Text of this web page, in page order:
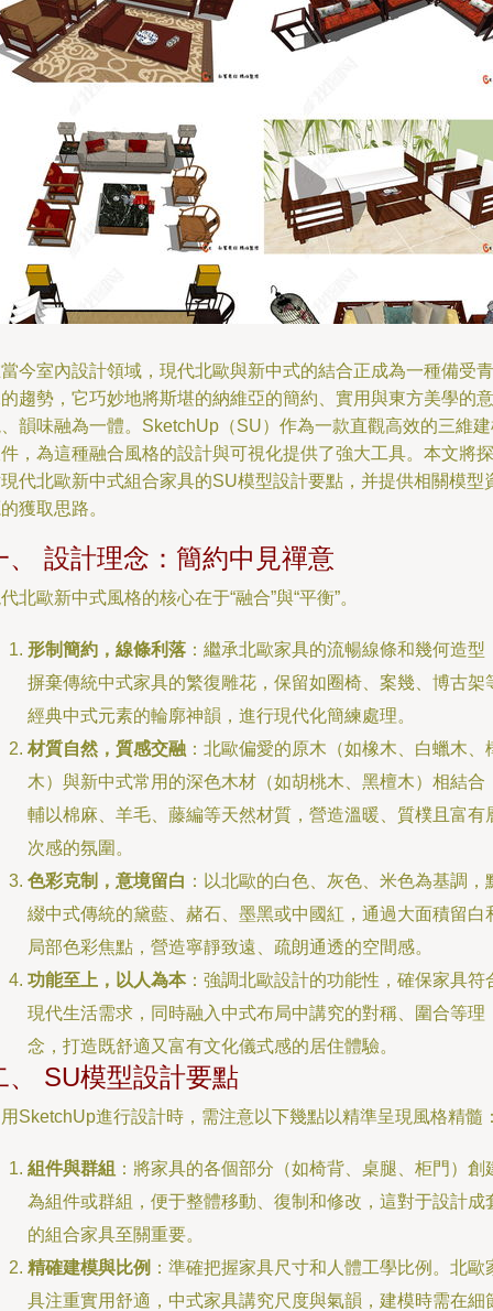
今室內設計領域，現代北歐與新中式的結合正成為一種備受青
趨勢，它巧妙地將斯堪的納維亞的簡約、實用與東方美學的意
韻味融為一體。SketchUp（SU）作為一款直觀高效的三維
，為這種融合風格的設計與可視化提供了強大工具。本文將探
代北歐新中式組合家具的SU模型設計要點，并提供相關模型
獲取思路。
、 設計理念：簡約中見禪意
北歐新中式風格的核心在于“融合”與“平衡”。
形制簡約，線條利落 ：繼承北歐家具的流暢線條和幾何造型
摒棄傳統中式家具的繁復雕花，保留如圈椅、案幾、博古架
經典中式元素的輪廓神韻，進行現代化簡練處理。
材質自然，質感交融 ：北歐偏愛的原木（如橡木、白蠟木、
木）與新中式常用的深色木材（如胡桃木、黑檀木）相結合
輔以棉麻、羊毛、藤編等天然材質，營造溫暖、質樸且富有
次感的氛圍。
色彩克制，意境留白 ：以北歐的白色、灰色、米色為基調，
綴中式傳統的黛藍、赭石、墨黑或中國紅，通過大面積留白
局部色彩焦點，營造寧靜致遠、疏朗通透的空間感。
功能至上，以人為本：強調北歐設計的功能性，確保家具符
現代生活需求，同時融入中式布局中講究的對稱、圍合等理
念，打造既舒適又富有文化儀式感的居住體驗。
、 SU模型設計要點
SketchUp進行設計時，需注意以下幾點以精準呈現風格精髓
組件與群組 ：將家具的各個部分（如椅背、桌腿、柜門）創
為組件或群組，便于整體移動、復制和修改，這對于設計成
的組合家具至關重要。
精確建模與比例 ：準確把握家具尺寸和人體工學比例。北歐
具注重實用舒適，中式家具講究尺度與氣韻，建模時需在細